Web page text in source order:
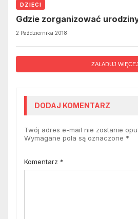
DZIECI
Gdzie zorganizować
2 Października 2018
ZAŁADUJ WIĘCEJ
DODAJ KOMENTARZ
Twój adres e-mail nie zostanie
Wymagane pola są oznaczone *
Komentarz *